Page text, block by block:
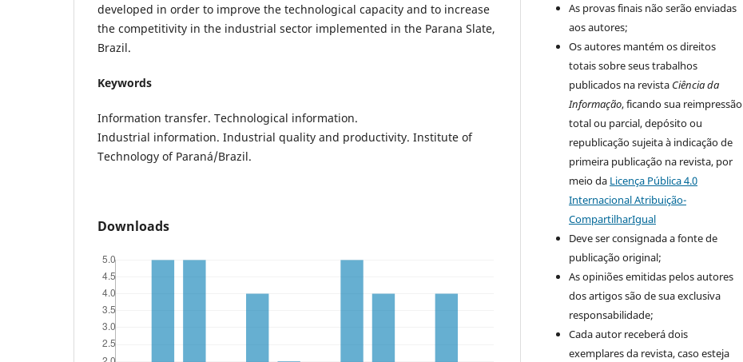
developed in order to improve the technological capacity and to increase
the competitivity in the industrial sector implemented in the Parana Slate,
Brazil.
Keywords
Information transfer. Technological information.
Industrial information. Industrial quality and productivity. Institute of
Technology of Paraná/Brazil.
Downloads
As provas finais não serão enviadas
aos autores;
Os autores mantém os direitos
totais sobre seus trabalhos
publicados na revista Ciência da
Informação, ficando sua reimpressão
total ou parcial, depósito ou
republicação sujeita à indicação de
primeira publicação na revista, por
meio da Licença Pública 4.0
Internacional Atribuição-
CompartilharIgual
Deve ser consignada a fonte de
publicação original;
As opiniões emitidas pelos autores
dos artigos são de sua exclusiva
responsabilidade;
Cada autor receberá dois
exemplares da revista, caso esteja